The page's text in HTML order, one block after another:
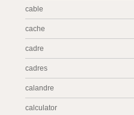
cable
cache
cadre
cadres
calandre
calculator